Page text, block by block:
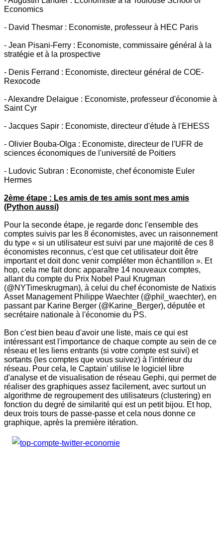
Economics
- David Thesmar : Economiste, professeur à HEC Paris
- Jean Pisani-Ferry : Economiste, commissaire général à la
stratégie et à la prospective
- Denis Ferrand : Economiste, directeur général de COE-
Rexocode
- Alexandre Delaigue : Economiste, professeur d'économie à
Saint Cyr
- Jacques Sapir : Economiste, directeur d'étude à l'EHESS
- Olivier Bouba-Olga : Economiste, directeur de l'UFR de
sciences économiques de l'université de Poitiers
- Ludovic Subran : Economiste, chef économiste Euler
Hermes
2ème étape : Les amis de tes amis sont mes amis
(Python aussi)
Pour la seconde étape, je regarde donc l'ensemble des
comptes suivis par les 8 économistes, avec un raisonnement
du type « si un utilisateur est suivi par une majorité de ces 8
économistes reconnus, c'est que cet utilisateur doit être
important et doit donc venir compléter mon échantillon ». Et
hop, cela me fait donc apparaître 14 nouveaux comptes,
allant du compte du Prix Nobel Paul Krugman
(@NYTimeskrugman), à celui du chef économiste de Natixis
Asset Management Philippe Waechter (@phil_waechter), en
passant par Karine Berger (@Karine_Berger), députée et
secrétaire nationale à l'économie du PS.
Bon c'est bien beau d'avoir une liste, mais ce qui est
intéressant est l'importance de chaque compte au sein de ce
réseau et les liens entrants (si votre compte est suivi) et
sortants (les comptes que vous suivez) à l'intérieur du
réseau. Pour cela, le Captain' utilise le logiciel libre
d'analyse et de visualisation de réseau Gephi, qui permet de
réaliser des graphiques assez facilement, avec surtout un
algorithme de regroupement des utilisateurs (clustering) en
fonction du degré de similarité qui est un petit bijou. Et hop,
deux trois tours de passe-passe et cela nous donne ce
graphique, après la première itération.